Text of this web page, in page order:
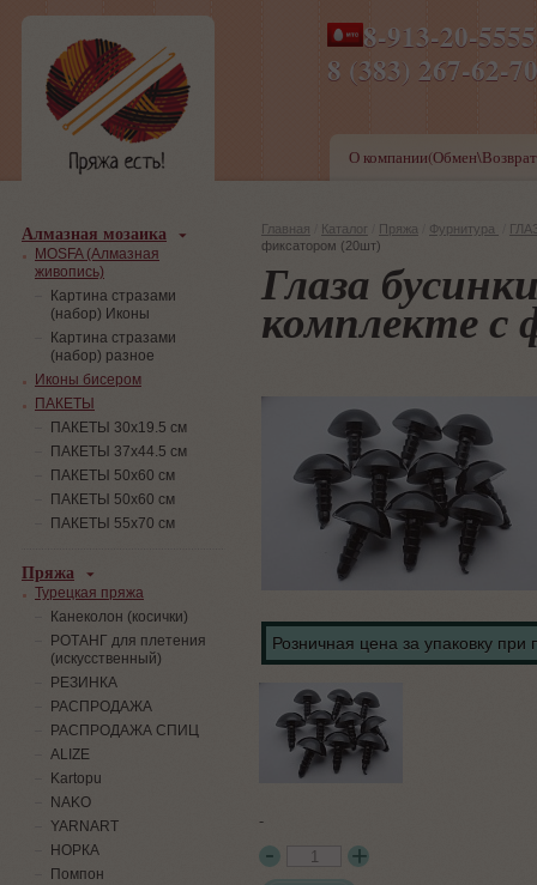
8-913-20-
8 (383) 267-
ПН-ПТ 8-17,СБ-ВС 9-
О
Главная Каталог Пряжа Фурнитура
фиксатором (20шт)
Глаза
комплекте
Розничная цена за упаковку при
-
Алмазная мозаика
MOSFA (Алмазная
живопись)
Картина стразами
(набор) Иконы
Картина стразами
(набор) разное
Иконы бисером
ПАКЕТЫ
ПАКЕТЫ 30х19.5 см
ПАКЕТЫ 37х44.5 см
ПАКЕТЫ 50х60 см
ПАКЕТЫ 50х60 см
ПАКЕТЫ 55х70 см
Пряжа
Турецкая пряжа
Канеколон (косички)
РОТАНГ для плетения
(искусственный)
PЕЗИНКА
РАСПРОДАЖА
РАСПРОДАЖА СПИЦ
ALIZE
Kartopu
NAKO
YARNART
НОРКА
Помпон